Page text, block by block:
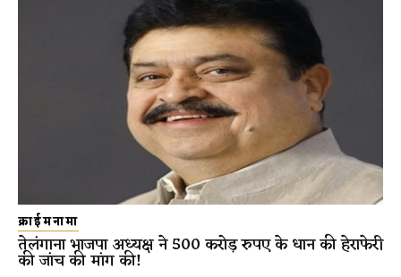
क्राईमनामा
तेलंगाना भाजपा अध्यक्ष ने 500 करोड़ रुपए के धान की हेराफेरी
की जांच की मांग की!